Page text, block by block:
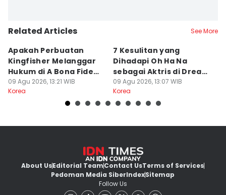
Related Articles See More
Apakah Perbuatan
Kingfisher Melanggar
Hukum di A Bona Fide
Killer?
09 Agu 2026, 13:21 WIB
Korea
7 Kesulitan yang
Dihadapi Oh Ha Na
sebagai Aktris di Dream
to You
09 Agu 2026, 13:07 WIB
Korea
About UsEditorial TeamContact UsTerms of Services
Pedoman Media SiberIndexSitemap
Follow Us